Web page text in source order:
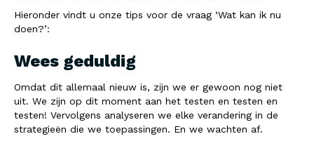
Hieronder vindt u onze tips voor de vraag ‘Wat kan ik nu
doen?’:
Wees geduldig
Omdat dit allemaal nieuw is, zijn we er gewoon nog niet
uit. We zijn op dit moment aan het testen en testen en
testen! Vervolgens analyseren we elke verandering in de
strategieën die we toepassingen. En we wachten af.